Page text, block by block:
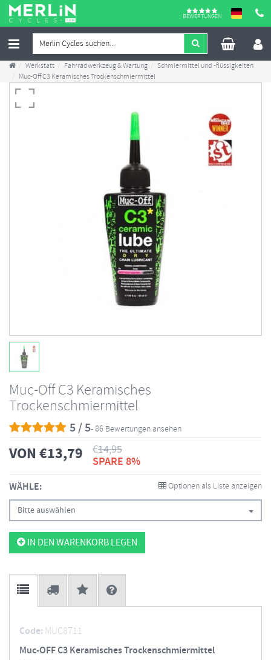
BEWERTUNGEN
Werkstatt Fahrradwerkzeug & Wartung
Schmiermittel und -flüssigkeiten
Muc-Off C3 Keramisches Trockenschmiermittel
Muc-Off C3 Keramisches
Trockenschmiermittel
5 / 5- 86 Bewertungen ansehen
VON €13,79 €14,95
SPARE 8%
WÄHLE: Optionen als Liste anzeigen
Bitte auswählen
IN DEN WARENKORB LEGEN
Code: MUC8711
Muc-OFF C3 Keramisches Trockenschmiermittel